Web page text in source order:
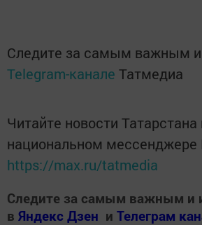
Следите за самым важным
Telegram-канале Татмедиа
Читайте новости Татарстана
национальном мессенджере
https://max.ru/tatmedia
Следите за самым важным и
в Яндекс Дзен и Телеграм